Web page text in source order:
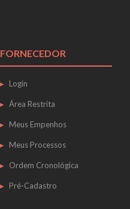
FORNECEDOR
Login
Área Restrita
Meus Empenhos
Meus Processos
Ordem Cronológica
Pré-Cadastro